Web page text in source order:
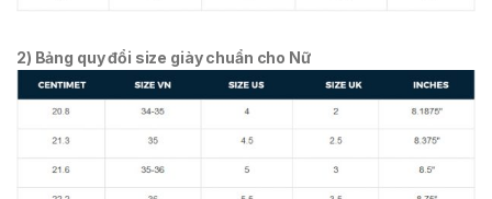
2) Bảng quy đổi size giày chuẩn cho Nữ